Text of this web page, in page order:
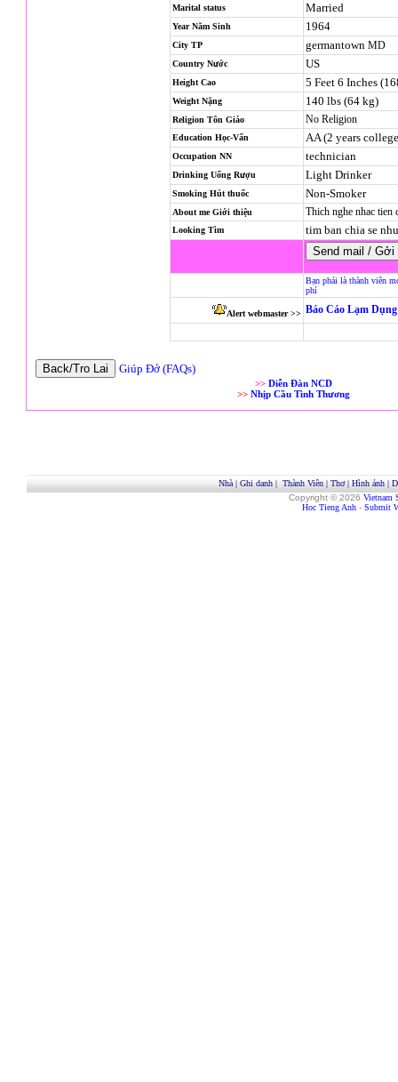
Marital status Married
Year Năm Sinh 1964
City TP germantown MD
Country Nước US
Height Cao 5 Feet 6 Inches
Weight Nặng 140 lbs (64 kg)
Religion Tôn Giáo No Religion
Education Học-Vấn AA (2 years
Occupation NN technician
Drinking Uống Rượu Light Drinker
Smoking Hút thuốc Non-Smoker
About me Giới thiệu Thich nghe nhac
Looking Tìm tim ban chia se
Bạn phải là thành viên
phí
Alert webmaster >> Báo Cáo Lạm
Giúp Đở (FAQs)
>> Diễn Đàn NCD
>> Nhịp Cầu Tình Thương
Nhà| Ghi danh| Thành Viên| Thơ| Hình ảnh|
Copyright © 2026 Vietnam
Hoc Tieng Anh - Submit